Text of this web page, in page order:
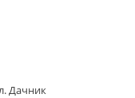
Дачник